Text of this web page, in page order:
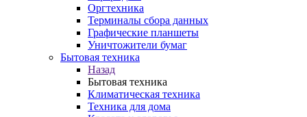
Оргтехника
Терминалы сбора данных
Графические планшеты
Уничтожители бумаг
Бытовая техника
Назад
Бытовая техника
Климатическая техника
Техника для дома